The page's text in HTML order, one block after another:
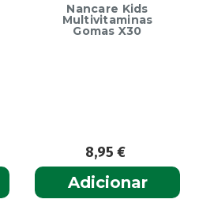
Nancare Kids
Multivitaminas
Gomas X30
8,95€
Adicionar